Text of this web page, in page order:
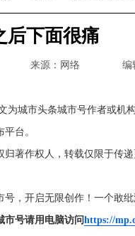
后下面很痛
来源：网络 编
为城市头条城市号作者或机
台。
归著作权人，转载仅限于传
号，开启无限创作！一个敢
市号请用电脑访问https://